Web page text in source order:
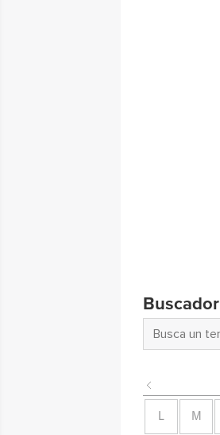
Buscador
L M